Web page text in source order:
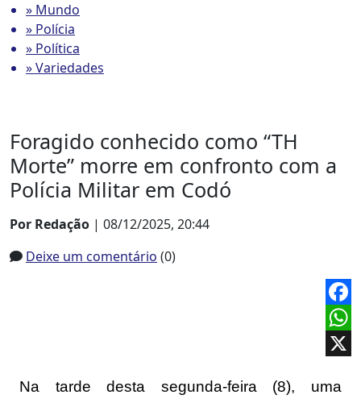
» Mundo
» Polícia
» Política
» Variedades
Foragido conhecido como “TH
Morte” morre em confronto com a
Polícia Militar em Codó
Por Redação | 08/12/2025, 20:44
Deixe um comentário (0)
Na tarde desta segunda-feira (8), uma